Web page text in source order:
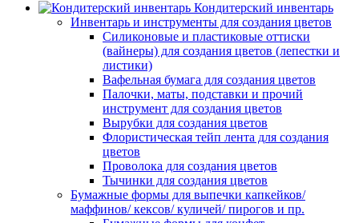
Кондитерский инвентарь
Инвентарь и инструменты для создания цветов
Силиконовые и пластиковые оттиски
(вайнеры) для создания цветов (лепестки и
листики)
Вафельная бумага для создания цветов
Палочки, маты, подставки и прочий
инструмент для создания цветов
Вырубки для создания цветов
Флористическая тейп лента для создания
цветов
Проволока для создания цветов
Тычинки для создания цветов
Бумажные формы для выпечки капкейков/
маффинов/ кексов/ куличей/ пирогов и пр.